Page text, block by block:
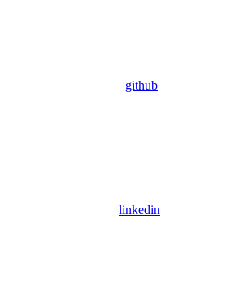
github
linkedin